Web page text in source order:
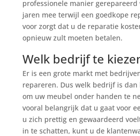
professionele manier
jaren mee terwijl een goedkope
voor zorgt dat u de reparatie
opnieuw zult moeten betalen.
Welk bedrijf te
Er is een grote markt met
repareren. Dus welk bedrijf is dan
om uw meubel onder handen te
vooral belangrijk dat u gaat voor
u zich prettig en gewaardeerd
in te schatten, kunt u de